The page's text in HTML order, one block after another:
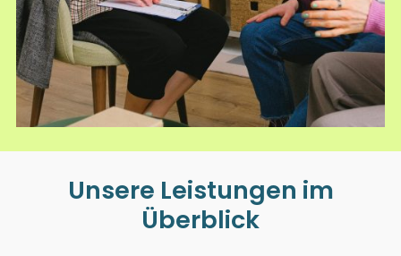
Unsere Leistungen im
Überblick